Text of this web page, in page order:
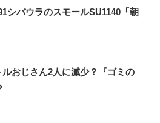
シバウラのスモールSU1140「朝
おじさん2人に減少？『ゴミの